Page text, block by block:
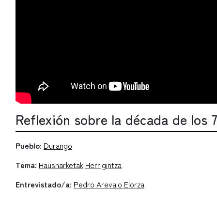
Reflexión sobre la década de los
Pueblo: Durango
Tema: Hausnarketak Herrigintza
Entrevistado/a: Pedro Arevalo Elorza